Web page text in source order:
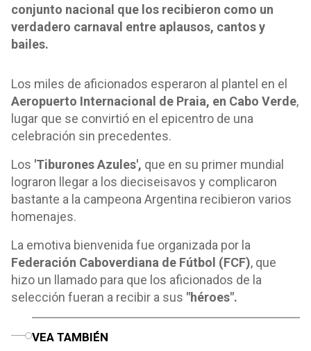
conjunto nacional que los recibieron como un
verdadero carnaval entre aplausos, cantos y
bailes.
Los miles de aficionados esperaron al plantel en el
Aeropuerto Internacional de Praia, en Cabo Verde,
lugar que se convirtió en el epicentro de una
celebración sin precedentes.
Los 'Tiburones Azules', que en su primer mundial
lograron llegar a los dieciseisavos y complicaron
bastante a la campeona Argentina recibieron varios
homenajes.
La emotiva bienvenida fue organizada por la
Federación Caboverdiana de Fútbol (FCF), que
hizo un llamado para que los aficionados de la
selección fueran a recibir a sus "héroes".
VEA TAMBIÉN